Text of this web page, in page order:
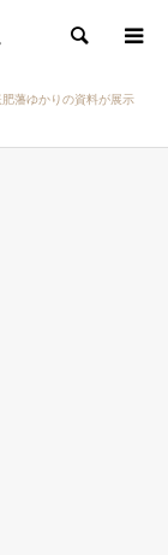
検索
肥藩ゆかりの資料が展示